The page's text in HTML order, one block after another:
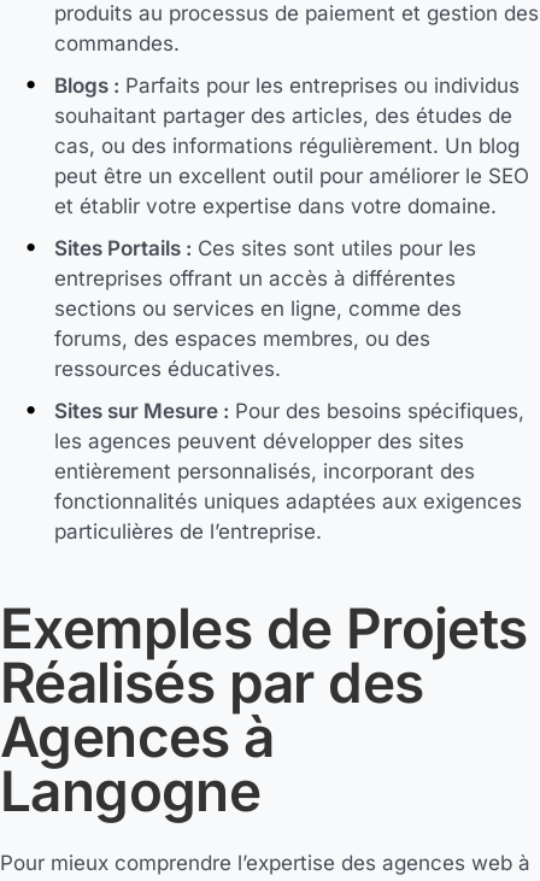
produits au processus de paiement et gestion des
commandes.
Blogs : Parfaits pour les entreprises ou individus
souhaitant partager des articles, des études de
cas, ou des informations régulièrement. Un blog
peut être un excellent outil pour améliorer le SEO
et établir votre expertise dans votre domaine.
Sites Portails : Ces sites sont utiles pour les
entreprises offrant un accès à différentes
sections ou services en ligne, comme des
forums, des espaces membres, ou des
ressources éducatives.
Sites sur Mesure : Pour des besoins spécifiques,
les agences peuvent développer des sites
entièrement personnalisés, incorporant des
fonctionnalités uniques adaptées aux exigences
particulières de l’entreprise.
Exemples de Projets
Réalisés par des
Agences à
Langogne
Pour mieux comprendre l’expertise des agences web à